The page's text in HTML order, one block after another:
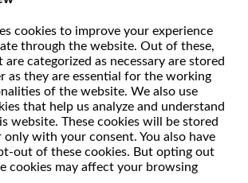
cookies to improve your experience
through the website. Out of these,
categorized as necessary are stored
as they are essential for the working
of the website. We also use
that help us analyze and understand
website. These cookies will be stored
with your consent. You also have
out of these cookies. But opting out
cookies may affect your browsing